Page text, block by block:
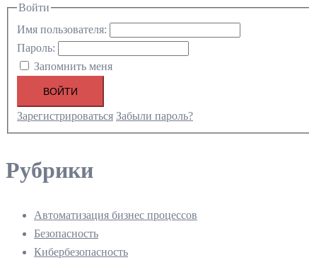
Войти
Имя пользователя:
Пароль:
Запомнить меня
ВОЙТИ
Зарегистрироваться Забыли пароль?
Рубрики
Автоматизация бизнес процессов
Безопасность
Кибербезопасность